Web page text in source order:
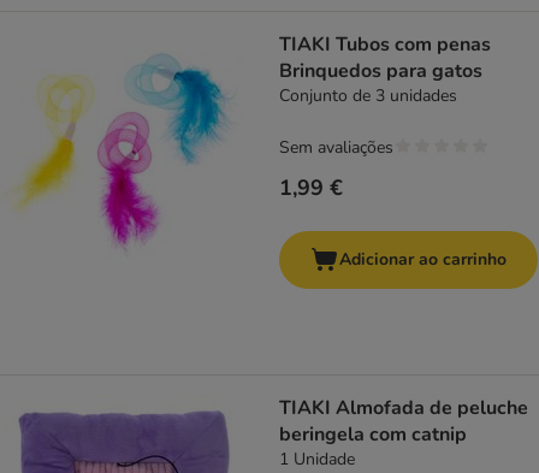
TIAKI Tubos com penas
Brinquedos para gatos
Conjunto de 3 unidades
1,99 €
Sem avaliações
Adicionar ao carrinho
TIAKI Almofada de peluche
beringela com catnip
1 Unidade